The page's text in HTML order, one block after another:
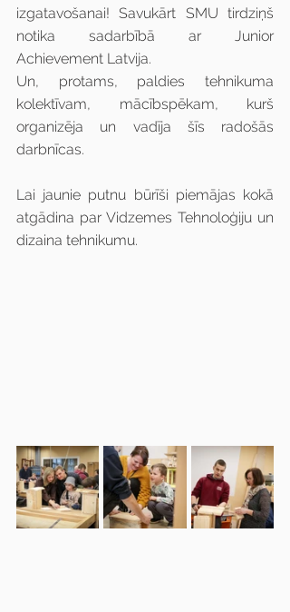
izgatavošanai! Savukārt SMU tirdziņš
notika sadarbībā ar Junior
Achievement Latvija.
Un, protams, paldies tehnikuma
kolektīvam, mācībspēkam, kurš
organizēja un vadīja šīs radošās
darbnīcas.
Lai jaunie putnu būrīši piemājas kokā
atgādina par Vidzemes Tehnoloģiju un
dizaina tehnikumu.